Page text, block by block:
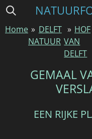
Ga
naar
Home » DELFT
NATUUR
» HOF
VAN
DELFT
GEMAAL
EEN RIJKE